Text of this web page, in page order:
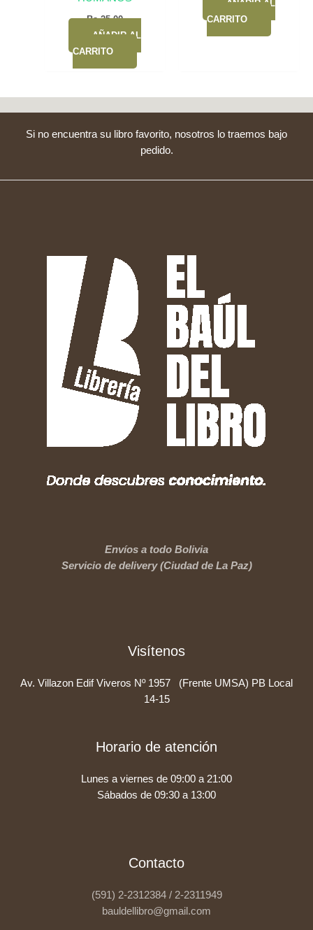
Bs.25,00
AÑADIR AL
CARRITO
AÑADIR AL
CARRITO
Si no encuentra su libro favorito, nosotros lo traemos bajo
pedido.
Envíos a todo Bolivia
Servicio de delivery (Ciudad de La Paz)
Visítenos
Av. Villazon Edif Viveros Nº 1957 (Frente UMSA) PB Local
14-15
Horario de atención
Lunes a viernes de 09:00 a 21:00
Sábados de 09:30 a 13:00
Contacto
(591) 2-2312384 / 2-2311949
bauldellibro@gmail.com